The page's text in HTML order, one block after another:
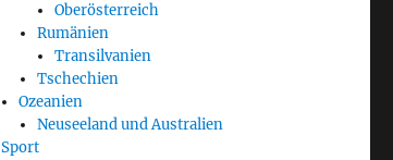
Oberösterreich
Rumänien
Transilvanien
Tschechien
Ozeanien
Neuseeland und Australien
Sport